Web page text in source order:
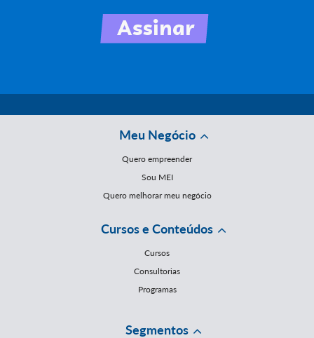
Meu Negócio
Quero empreender
Sou MEI
Quero melhorar meu negócio
Cursos e Conteúdos
Cursos
Consultorias
Programas
Segmentos